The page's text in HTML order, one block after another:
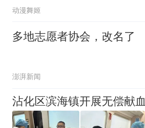
动漫舞姬
多地志愿者协会，改名了
澎湃新闻
沾化区滨海镇开展无偿献